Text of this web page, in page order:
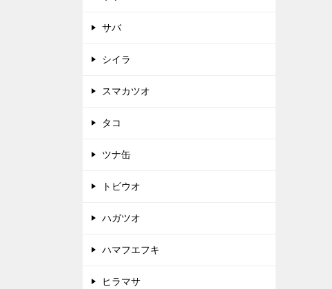
サバ
シイラ
スマカツオ
タコ
ツナ缶
トビウオ
ハガツオ
ハマフエフキ
ヒラマサ